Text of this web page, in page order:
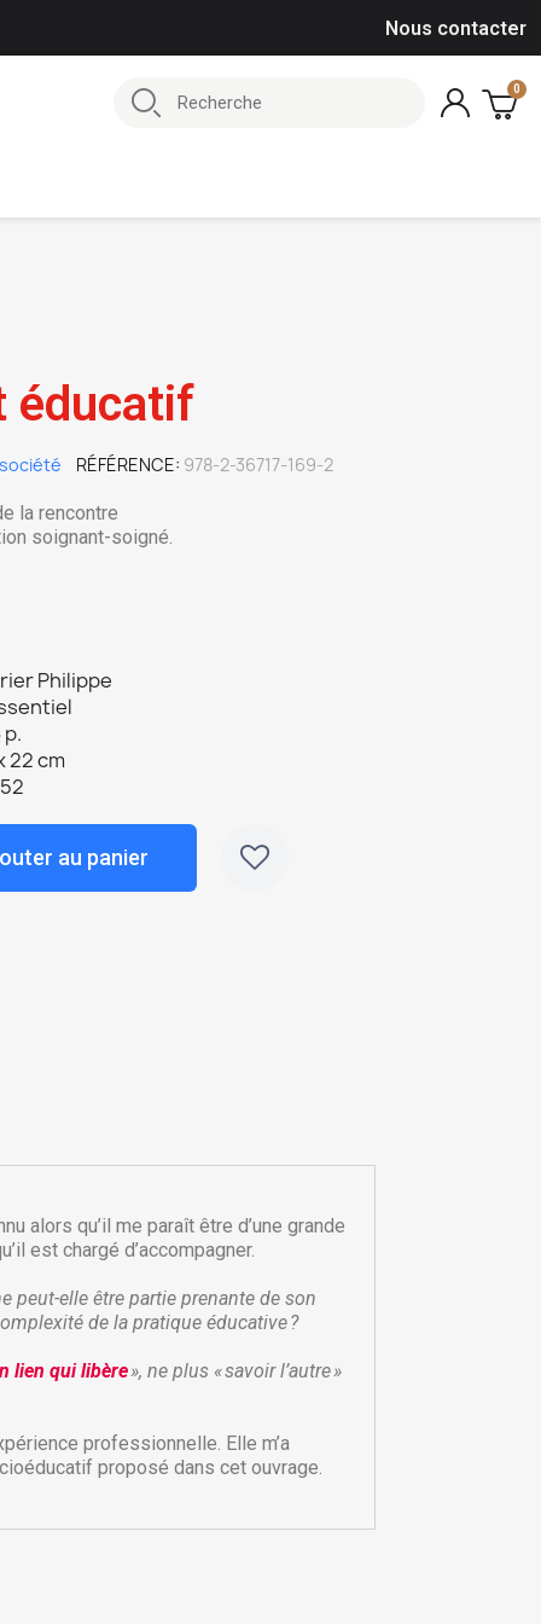
×
×
Nous contacter
éducatif
RÉFÉRENCE 978-2-36717-169-2
la rencontre
soignant-soigné.
Philippe
p.
22 cm
au panier
alors qu’il me paraît être d’une grande
est chargé d’accompagner.
peut-elle être partie prenante de son
de la pratique éducative ?
lien qui libère», ne plus « savoir l’autre »
professionnelle. Elle m’a
proposé dans cet ouvrage.